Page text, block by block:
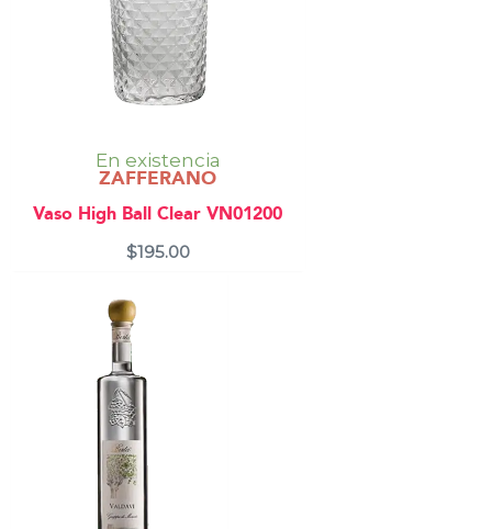
En existencia
ZAFFERANO
Vaso High Ball Clear VN01200
$195.00